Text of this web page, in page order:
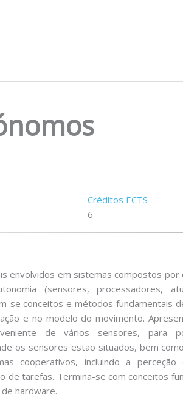
Créditos ECTS
6
envolvidos em sistemas compostos
(sensores, processadores,
se conceitos e métodos fundamentais
e no modelo do movimento.
de vários sensores, para
os sensores estão situados, bem
cooperativos, incluindo a
de tarefas. Termina-se com conceitos
hardware.